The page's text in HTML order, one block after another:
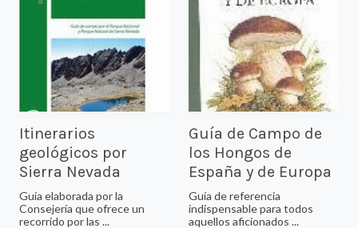
Itinerarios
geológicos por
Sierra Nevada
Guía elaborada por la
Consejería que ofrece un
recorrido por las ...
Guía de Campo de
los Hongos de
España y de Europa
Guía de referencia
indispensable para todos
aquellos aficionados ...